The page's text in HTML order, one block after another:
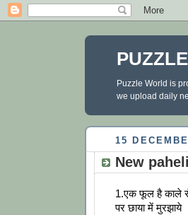
Puzzle World is
we upload daily
15
New
1.एक फूल है काले
पर छाया में मुरझाये